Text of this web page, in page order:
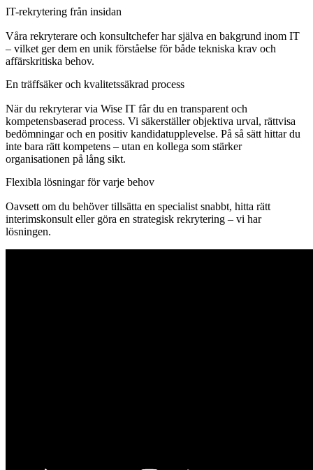
IT-rekrytering från insidan
Våra rekryterare och konsultchefer har själva en bakgrund inom IT
– vilket ger dem en unik förståelse för både tekniska krav och
affärskritiska behov.
En träffsäker och kvalitetssäkrad process
När du rekryterar via Wise IT får du en transparent och
kompetensbaserad process. Vi säkerställer objektiva urval, rättvisa
bedömningar och en positiv kandidatupplevelse. På så sätt hittar du
inte bara rätt kompetens – utan en kollega som stärker
organisationen på lång sikt.
Flexibla lösningar för varje behov
Oavsett om du behöver tillsätta en specialist snabbt, hitta rätt
interimskonsult eller göra en strategisk rekrytering – vi har
lösningen.